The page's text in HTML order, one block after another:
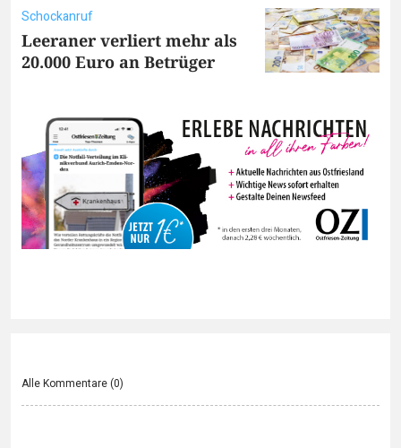
Schockanruf
Leeraner verliert mehr als
20.000 Euro an Betrüger
Alle Kommentare (0)